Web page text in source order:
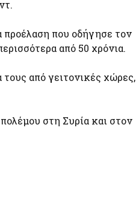
προέλαση που οδήγησε τον
από 50 χρόνια.
από γειτονικές χώρες,
στη Συρία και στον